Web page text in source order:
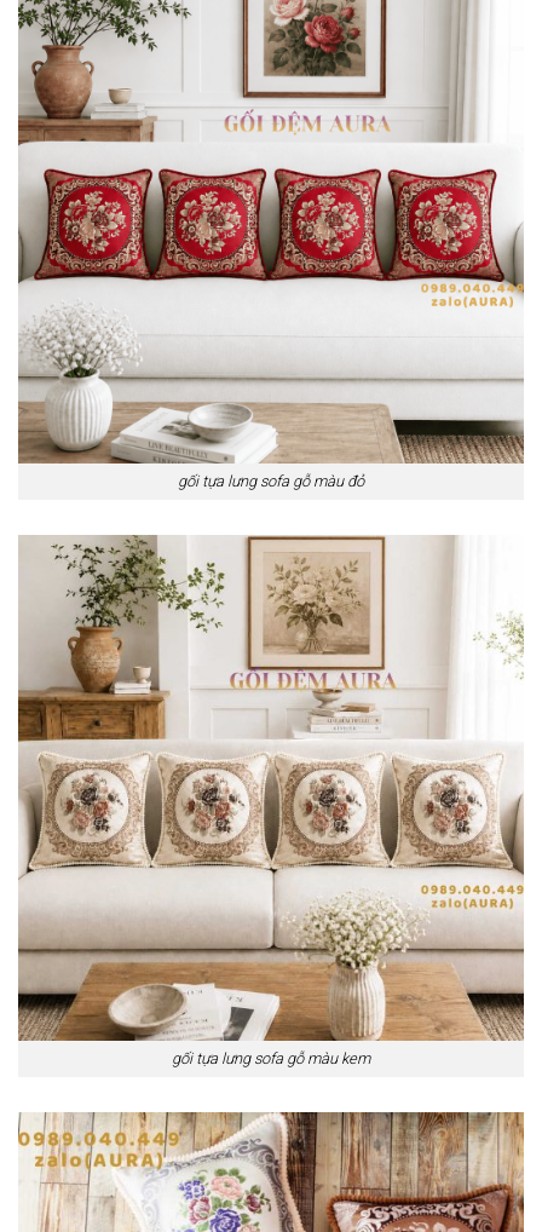
gối tựa lưng sofa gỗ màu đỏ
gối tựa lưng sofa gỗ màu kem